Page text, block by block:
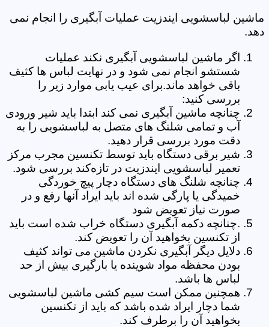
ماشین لباسشویی ایندزیت عملیات آبگیری را انجام نمی
دهد.
اگر ماشین لباسشویی آبگیری نکند عملیات
شستشو انجام نمی شود و در نهایت لباس ها کثیف
باقی خواهد ماند.برای عیب یابی موارد زیر را
بررسی کنید:
چنانچه ماشین آبگیری نمی کند ابتدا باید شیر ورودی
آب و تمامی شلنگ های متصل به لباسشویی را به
دقت مورد بررسی قرار دهید.
شیر برقی دستگاه باید توسط تکنسین مجرب مرکز
تعمیر لباسشویی ایندزیت در تازه‌کند بررسی شود.
چنانچه شلنگ های دستگاه دچار پیچ خوردگی
خمیدگی یا پارگی شده اند باید ایراد آنها رفع و در
صورت نیاز تعویض شود
.چنانچه دکمه آبگیری دستگاه خراب شده است باید
از تکنسین بخواهید آن را تعویض کند.
دلایل دیگر آبگیری نکردن ماشین می تواند کثیف
بودن محفظه مواد شوینده یا بارگیری بیش از حد
لباس ها باشد.
همچنین ممکن است سیم کشی ماشین لباسشویی
شما دچار ایراد شده باشد که باید از تکنسین
بخواهید آن را برطرف کند.